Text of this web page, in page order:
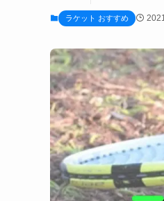
ラケット おすすめ